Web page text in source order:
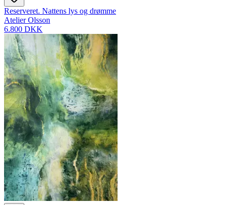
Reserveret. Nattens lys og drømme
Atelier Olsson
6.800 DKK